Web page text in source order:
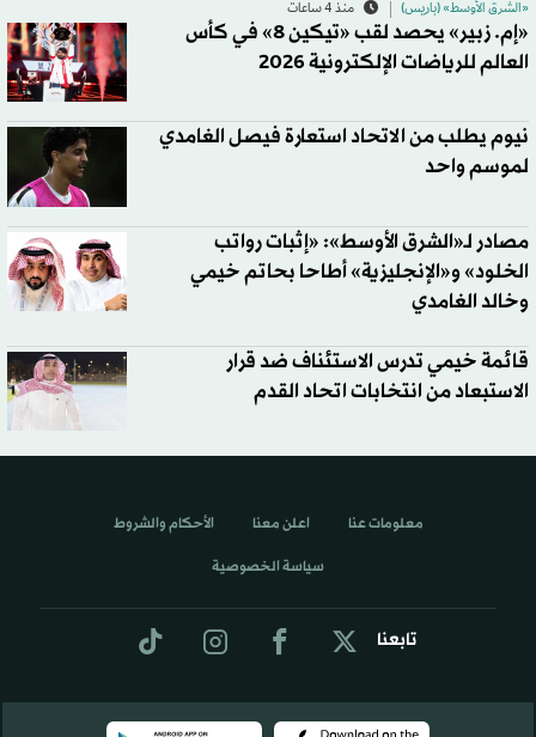
«الشرق الأوسط» (باريس) منذ 4 ساعات
«إم. زبير» يحصد لقب «تيكين 8» في كأس
العالم للرياضات الإلكترونية 2026
نيوم يطلب من الاتحاد استعارة فيصل الغامدي
لموسم واحد
مصادر لـ«الشرق الأوسط»: «إثبات رواتب
الخلود» و«الإنجليزية» أطاحا بحاتم خيمي
وخالد الغامدي
قائمة خيمي تدرس الاستئناف ضد قرار
الاستبعاد من انتخابات اتحاد القدم
تابعنا
معلومات عنا اعلن معنا الأحكام والشروط
سياسة الخصوصية